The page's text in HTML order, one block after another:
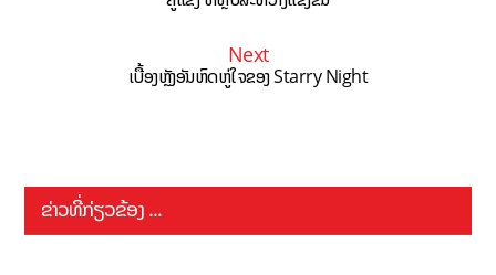
Next
ເບື້ອງຫຼັງອັນຫົດຫູ່ໃຈຂອງ Starry Night
ຂ່າວທີ່ກ່ຽວຂ້ອງ ...